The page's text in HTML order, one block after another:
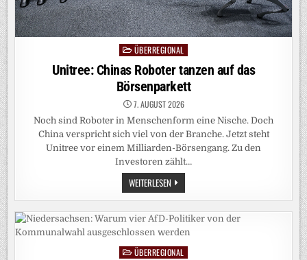
PostedÜBERREGIONAL
Unitree: Chinas Roboter tanzen auf das
Börsenparkett
7. AUGUST 2026
Noch sind Roboter in Menschenform eine Nische. Doch
China verspricht sich viel von der Branche. Jetzt steht
Unitree vor einem Milliarden-Börsengang. Zu den
Investoren zählt…
WEITERLESEN UNITREE:
CHINAS
ROBOTER
TANZEN
AUF
DAS
BÖRSENPARKETT
PostedÜBERREGIONAL